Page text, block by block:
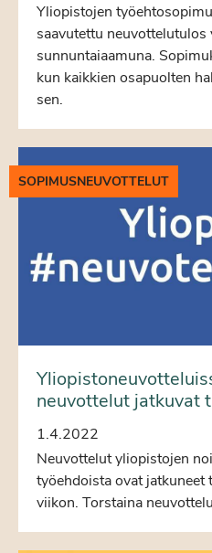
Yliopistojen
saavutettu neuvottelutulos
sunnuntaiaamuna.
kun kaikkien osapuolten
sen.
SOPIMUSNEUVOTTELUT
neuvottelut jatkuvat
1.4.2022
Neuvottelut yliopistojen
työehdoista ovat jatkuneet
viikon. Torstaina